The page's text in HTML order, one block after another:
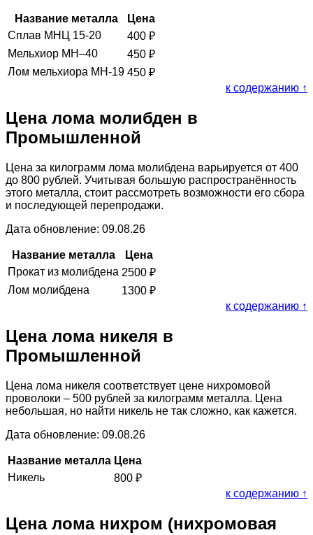
Название металла
Цена
Сплав МНЦ 15-20
400 ₽
Мельхиор МН–40
450 ₽
Лом мельхиора МН-19 450 ₽
к содержанию ↑
Цена лома молибден в
Промышленной
Цена за килограмм лома молибдена варьируется от 400
до 800 рублей. Учитывая большую распространённость
этого металла, стоит рассмотреть возможности его сбора
и последующей перепродажи.
Дата обновление: 09.08.26
Название металла
Цена
Прокат из молибдена 2500 ₽
Лом молибдена
1300 ₽
к содержанию ↑
Цена лома никеля в
Промышленной
Цена лома никеля соответствует цене нихромовой
проволоки – 500 рублей за килограмм металла. Цена
небольшая, но найти никель не так сложно, как кажется.
Дата обновление: 09.08.26
Название металла Цена
Никель
800 ₽
к содержанию ↑
Цена лома нихром (нихромовая